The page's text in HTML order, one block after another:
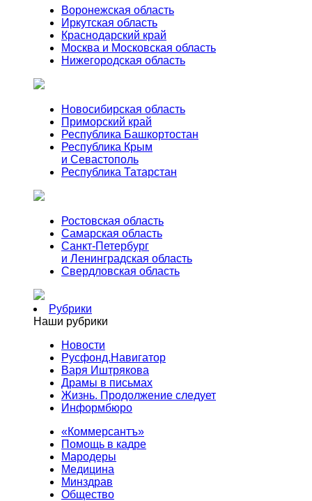
Воронежская область
Иркутская область
Краснодарский край
Москва и Московская область
Нижегородская область
Новосибирская область
Приморский край
Республика Башкортостан
Республика Крым
и Севастополь
Республика Татарстан
Ростовская область
Самарская область
Санкт-Петербург
и Ленинградская область
Свердловская область
Рубрики
Наши рубрики
Новости
Русфонд.Навигатор
Варя Иштрякова
Драмы в письмах
Жизнь. Продолжение следует
Информбюро
«Коммерсантъ»
Помощь в кадре
Мародеры
Медицина
Минздрав
Общество